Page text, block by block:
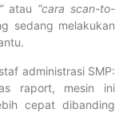
atau “cara scan-to-
sedang melakukan
administrasi SMP:
raport, mesin ini
cepat dibanding